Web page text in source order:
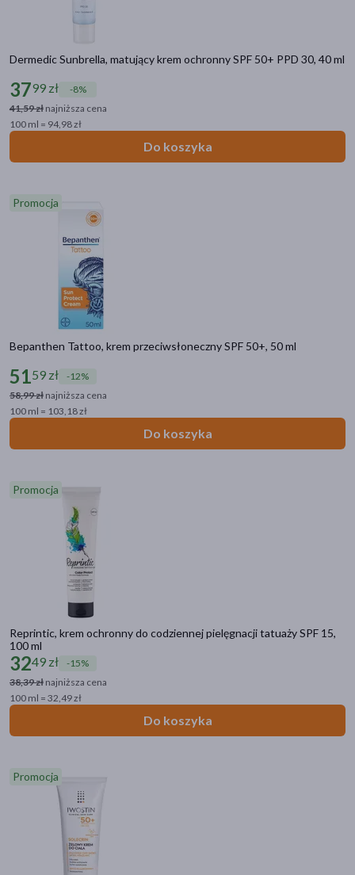
Dermedic Sunbrella, matujący krem ochronny SPF 50+ PPD 30, 40 ml
3799 zł
-8%
41,59 zł najniższa cena
100 ml = 94,98 zł
Do koszyka
Promocja
Bepanthen Tattoo, krem przeciwsłoneczny SPF 50+, 50 ml
5159 zł
-12%
58,99 zł najniższa cena
100 ml = 103,18 zł
Do koszyka
Promocja
Reprintic, krem ochronny do codziennej pielęgnacji tatuaży SPF 15,
100 ml
3249 zł
-15%
38,39 zł najniższa cena
100 ml = 32,49 zł
Do koszyka
Promocja